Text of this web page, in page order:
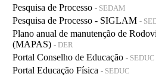
Pesquisa de Processo - SEDAM
Pesquisa de Processo - SIGLAM -
Plano anual de manutenção de
(MAPAS) - DER
Portal Conselho de Educação - SEDUC
Portal Educação Física - SEDUC